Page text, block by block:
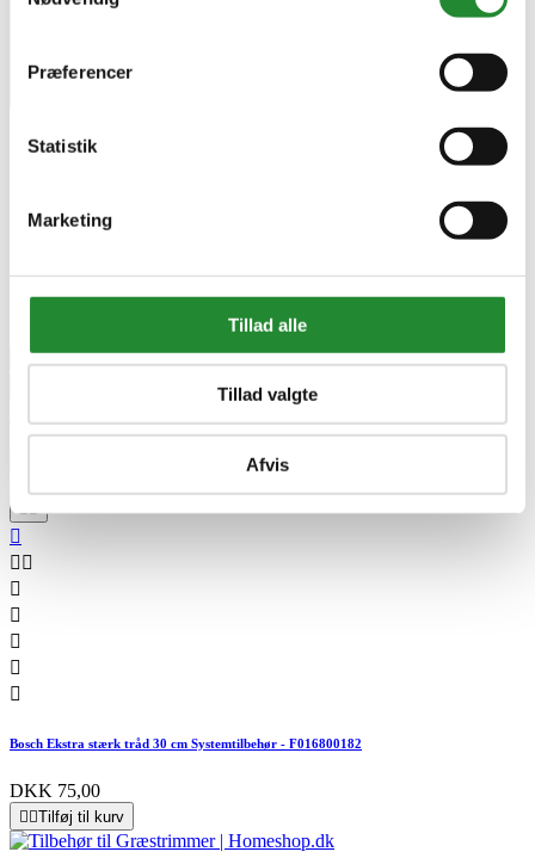
Præferencer
Statistik
Marketing
Tillad alle
Tillad valgte
Afvis
På lager i Kjellerup


 





Bosch Ekstra stærk tråd 30 cm Systemtilbehør - F016800182
DKK 75,00
Tilføj til kurv